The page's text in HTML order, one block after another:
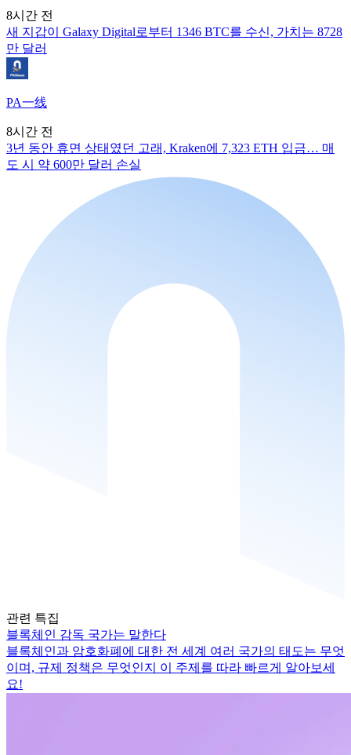
8시간 전
새 지갑이 Galaxy Digital로부터 1346 BTC를 수신, 가치는 8728
만 달러
PA一线
8시간 전
3년 동안 휴면 상태였던 고래, Kraken에 7,323 ETH 입금… 매
도 시 약 600만 달러 손실
관련 특집
블록체인 감독 국가는 말한다
블록체인과 암호화폐에 대한 전 세계 여러 국가의 태도는 무엇
이며, 규제 정책은 무엇인지 이 주제를 따라 빠르게 알아보세
요!